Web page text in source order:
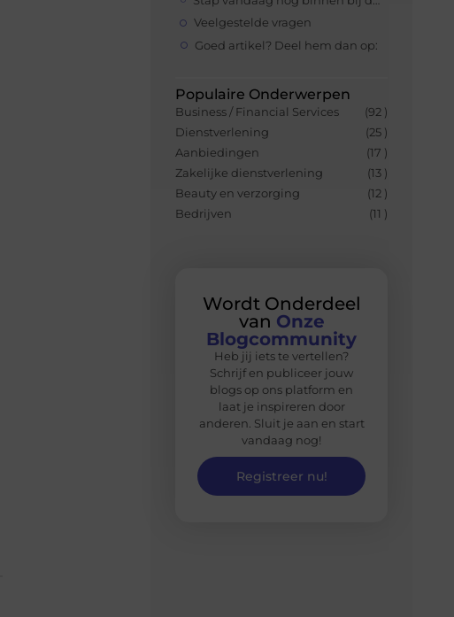
Veelgestelde vragen
Goed artikel? Deel hem dan op:
Populaire Onderwerpen
Business / Financial Services
(92 )
Dienstverlening
(25 )
Aanbiedingen
(17 )
Zakelijke dienstverlening
(13 )
Beauty en verzorging
(12 )
Bedrijven
(11 )
Wordt Onderdeel
van Onze
Blogcommunity
Heb jij iets te vertellen?
Schrijf en publiceer jouw
blogs op ons platform en
laat je inspireren door
anderen. Sluit je aan en start
vandaag nog!
Registreer nu!